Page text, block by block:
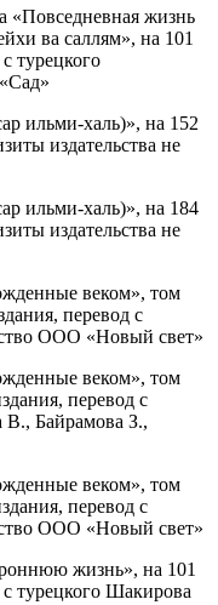
жизнь
ва саллям», на 101
турецкого
ильми-халь)», на 152
издательства не
ильми-халь)», на 184
издательства не
веком», том
перевод с
ООО «Новый свет»
веком», том
перевод с
В., Байрамова З.,
веком», том
перевод с
ООО «Новый свет»
жизнь», на 101
турецкого Шакирова